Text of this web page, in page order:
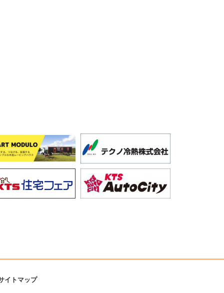
イトマップ